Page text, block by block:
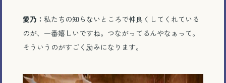
愛乃： 私たちの知らないところで仲良くしてくれている
のが、一番嬉しいですね。つながってるんやなぁって。
そういうのがすごく励みになります。